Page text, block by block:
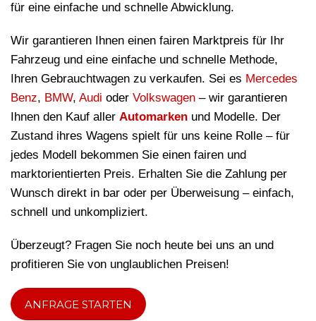
für eine einfache und schnelle Abwicklung.
Wir garantieren Ihnen einen fairen Marktpreis für Ihr
Fahrzeug und eine einfache und schnelle Methode,
Ihren Gebrauchtwagen zu verkaufen. Sei es Mercedes
Benz, BMW, Audi oder Volkswagen – wir garantieren
Ihnen den Kauf aller Automarken und Modelle. Der
Zustand ihres Wagens spielt für uns keine Rolle – für
jedes Modell bekommen Sie einen fairen und
marktorientierten Preis. Erhalten Sie die Zahlung per
Wunsch direkt in bar oder per Überweisung – einfach,
schnell und unkompliziert.
Überzeugt? Fragen Sie noch heute bei uns an und
profitieren Sie von unglaublichen Preisen!
ANFRAGE STARTEN